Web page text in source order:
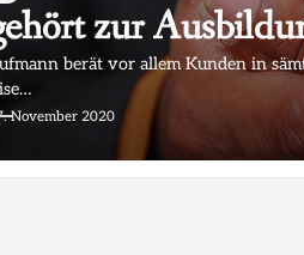
zur
berät vor allem Kunden in
November 2020